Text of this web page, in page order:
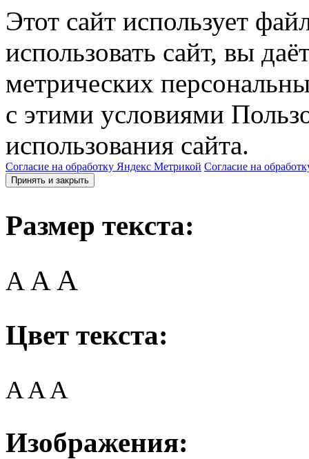
Этот сайт использует
использовать сайт, вы
метрических
с этими условиями
использования сайта.
Согласие на обработку Яндекс Метрикой Согласие на
Принять и закрыть
Размер текста:
A AA
Цвет текста:
AAA
Изображения: